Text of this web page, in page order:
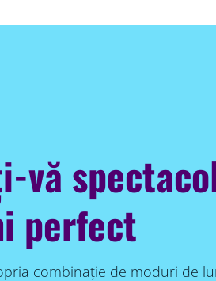
vă
perfect
combinație de moduri de